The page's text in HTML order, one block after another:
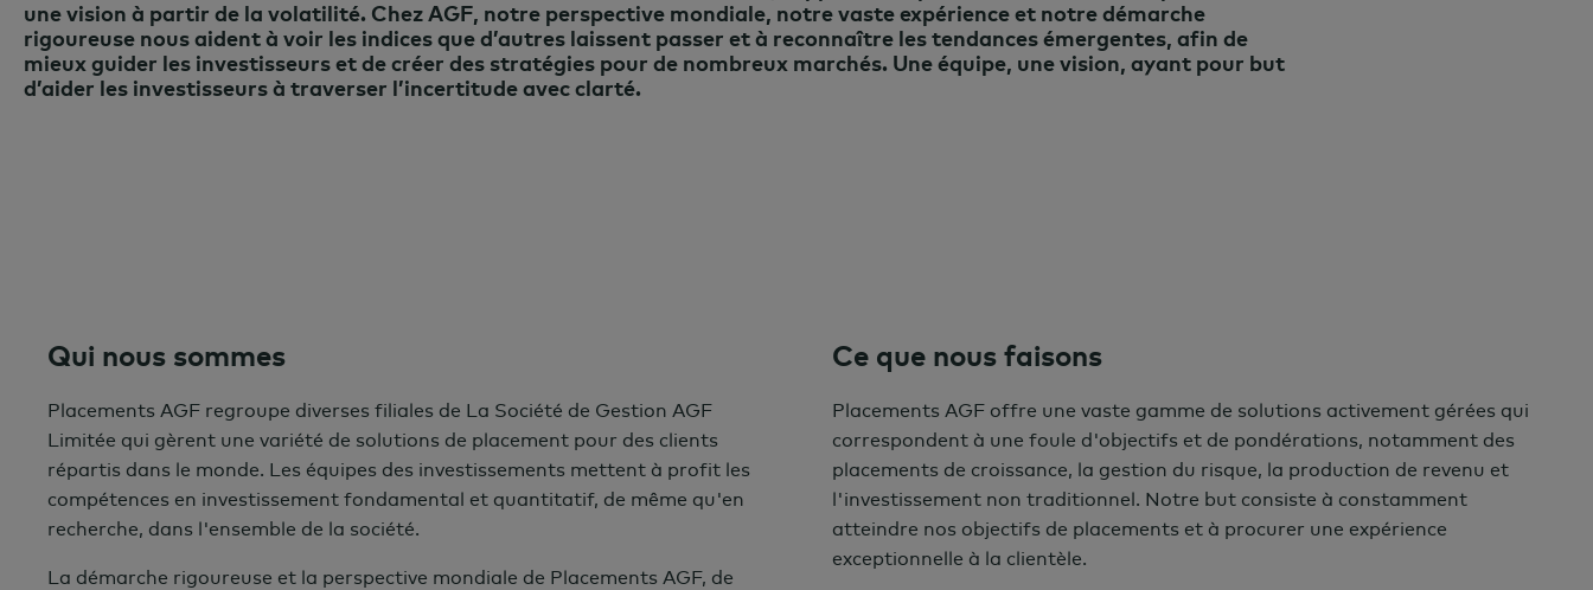
une vision à partir de la volatilité. Chez AGF, notre perspective mondiale, notre vaste expérience et notre démarche
rigoureuse nous aident à voir les indices que d’autres laissent passer et à reconnaître les tendances émergentes, afin de
mieux guider les investisseurs et de créer des stratégies pour de nombreux marchés. Une équipe, une vision, ayant pour but
d’aider les investisseurs à traverser l’incertitude avec clarté.
Qui nous sommes
Placements AGF regroupe diverses filiales de La Société de Gestion AGF
Limitée qui gèrent une variété de solutions de placement pour des clients
répartis dans le monde. Les équipes des investissements mettent à profit les
compétences en investissement fondamental et quantitatif, de même qu'en
recherche, dans l'ensemble de la société.
La démarche rigoureuse et la perspective mondiale de Placements AGF, de
Ce que nous faisons
Placements AGF offre une vaste gamme de solutions activement gérées qui
correspondent à une foule d'objectifs et de pondérations, notamment des
placements de croissance, la gestion du risque, la production de revenu et
l'investissement non traditionnel. Notre but consiste à constamment
atteindre nos objectifs de placements et à procurer une expérience
exceptionnelle à la clientèle.